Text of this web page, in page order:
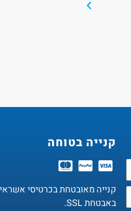
קנייה בטוחה
קנייה מאובטחת בכרטיסי אשראי
באבטחת SSL.